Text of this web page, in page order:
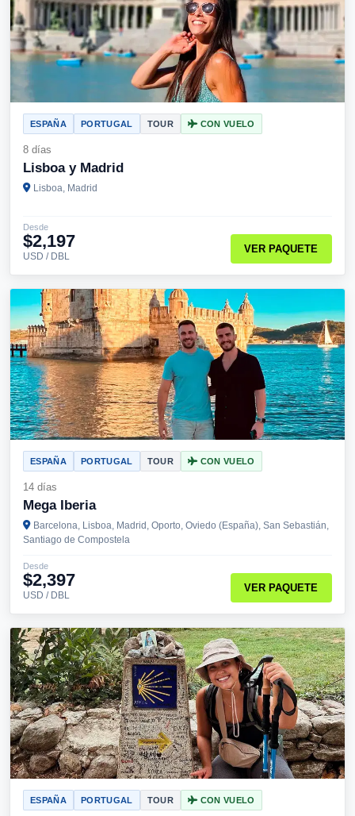
ESPAÑA PORTUGAL TOUR CON VUELO
8 días
Lisboa y Madrid
Lisboa, Madrid
Desde
$2,197
USD / DBL
VER PAQUETE
ESPAÑA PORTUGAL TOUR CON VUELO
14 días
Mega Iberia
Barcelona, Lisboa, Madrid, Oporto, Oviedo (España), San Sebastián,
Santiago de Compostela
Desde
$2,397
USD / DBL
VER PAQUETE
ESPAÑA PORTUGAL TOUR CON VUELO